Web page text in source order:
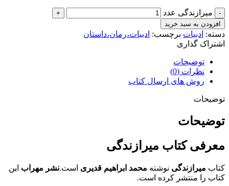
میرازندگی عدد
افزودن به سبد خرید
دسته: ادبیات برچسب: ادبیات،رمان،داستان
اشتراک گذاری
توضیحات
نظرات (0)
روش های ارسال کتاب
توضیحات
توضیحات
معرفی کتاب میرازندگی
کتاب میرازندگی نوشته محمد ابراهیم قدیری است.نشر مهراب این
کتاب را منتشر کرده است.